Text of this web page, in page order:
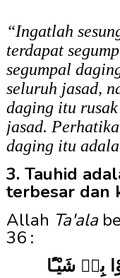
“Ingatlah
terdapat
segumpal
seluruh jasad,
daging itu
jasad.
daging itu
3. Tauhid
terbesar dan
Allah Ta'ala
36 :
بِهٖ شَيْـًٔا